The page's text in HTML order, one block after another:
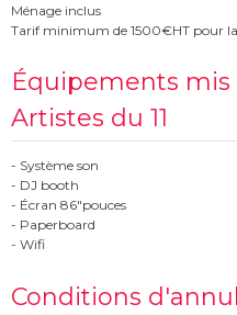
Ménage inclus
Tarif minimum de 1500€HT pour
Équipements mis
Artistes du 11
- Système son
- DJ booth
- Écran 86"pouces
- Paperboard
- Wifi
Conditions